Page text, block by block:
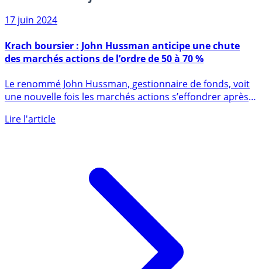
Sur le même sujet
17 juin 2024
des marchés actions de l’ordre de 50 à 70 %
une nouvelle fois les marchés actions s’effondrer après